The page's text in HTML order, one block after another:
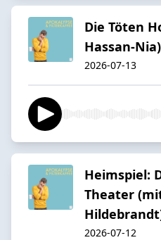
Die Töten
Hassan-Nia)
2026-07-13
Heimspiel:
Theater
2026-07-12